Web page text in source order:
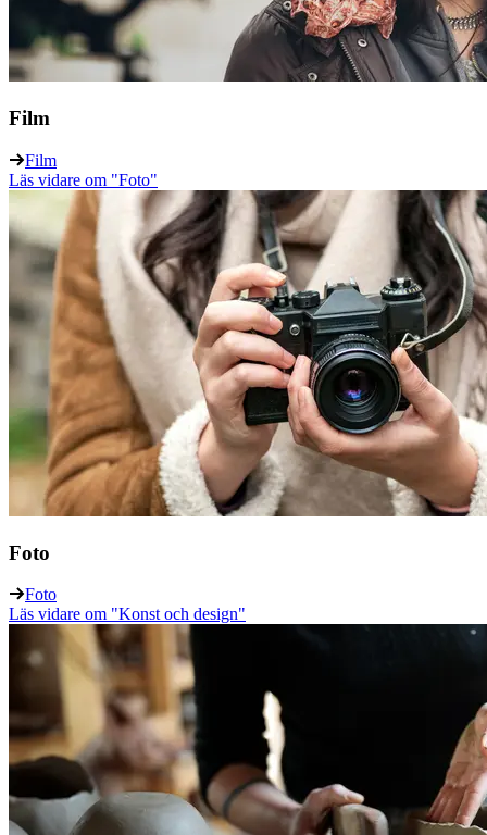
Film
Film
Läs vidare om "Foto"
Foto
Foto
Läs vidare om "Konst och design"